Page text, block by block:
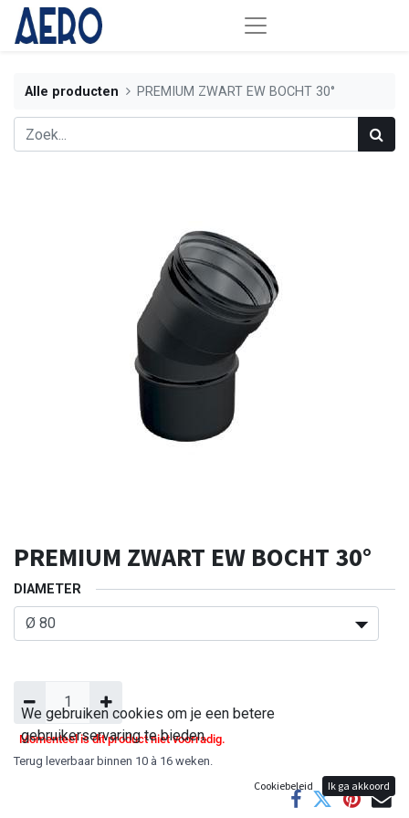
Alle producten PREMIUM ZWART EW BOCHT 30°
PREMIUM ZWART EW BOCHT 30°
DIAMETER
Momenteel is dit product niet voorradig.
Terug leverbaar binnen 10 à 16 weken.
We gebruiken cookies om je een betere
gebruikerservaring te bieden.
Cookiebeleid Ik ga akkoord